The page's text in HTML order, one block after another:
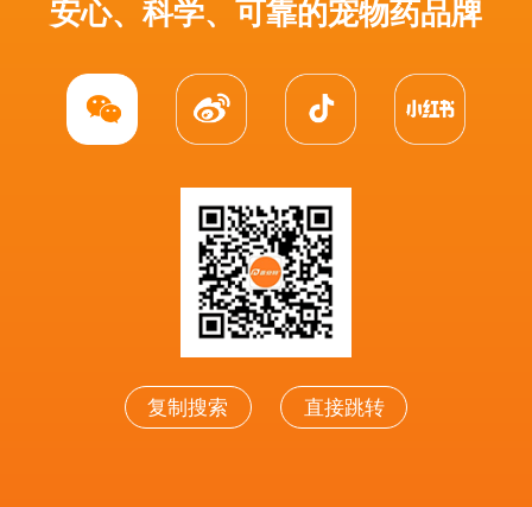
安心、科学、可靠的宠物药品牌
复制搜索 直接跳转